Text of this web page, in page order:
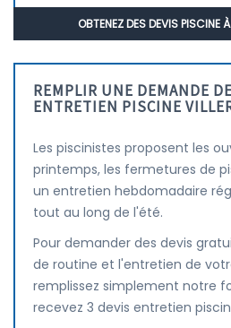
OBTENEZ DES DEVIS PISCINE
REMPLIR UNE DEMANDE
ENTRETIEN PISCINE
Les piscinistes proposent les
printemps, les fermetures de
un entretien hebdomadaire
tout au long de l'été.
Pour demander des devis
de routine et l'entretien de
remplissez simplement notre
recevez 3 devis entretien